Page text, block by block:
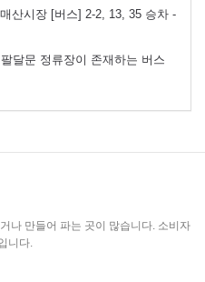
산시장 [버스] 2-2, 13, 35 승차 -
달문 정류장이 존재하는 버스
나 만들어 파는 곳이 많습니다. 소비자
니다.